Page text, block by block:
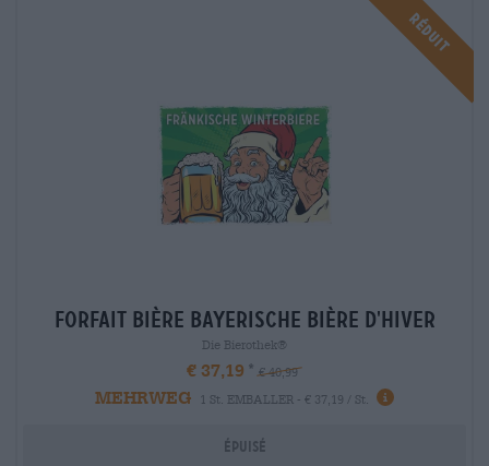
Réduit
Forfait bière bayerische Bière d'hiver
Die Bierothek®
€ 37,19 € 40,99
MEHRWEG 1 St. EMBALLER - € 37,19 / St.
Épuisé